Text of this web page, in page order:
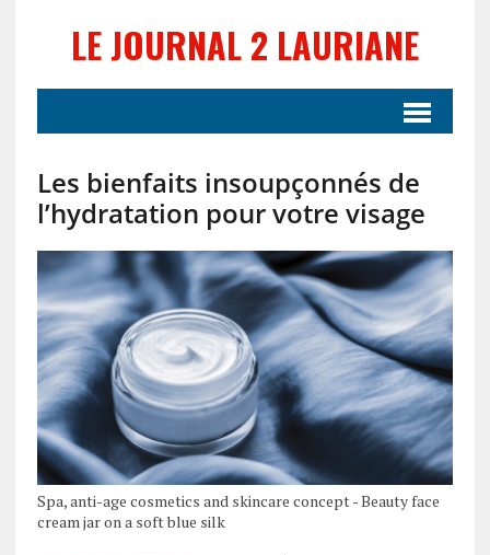
LE JOURNAL 2 LAURIANE
Les bienfaits insoupçonnés de
l’hydratation pour votre visage
Spa, anti-age cosmetics and skincare concept - Beauty face
cream jar on a soft blue silk